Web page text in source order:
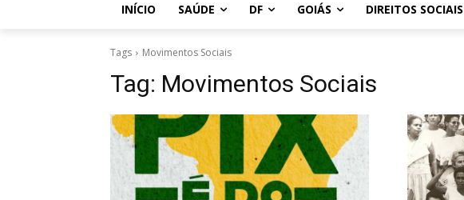
INÍCIO SAÚDE DF GOIÁS DIREITOS SOCIAIS
Tags Movimentos Sociais
Tag: Movimentos Sociais